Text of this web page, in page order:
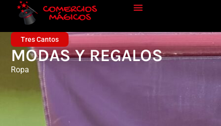
Tres Cantos
MODAS Y REGALOS
Ropa